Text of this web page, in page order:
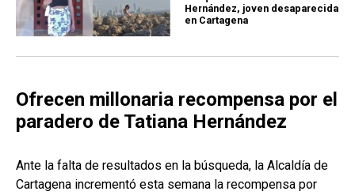
Hernández, joven desaparecida
en Cartagena
Ofrecen millonaria recompensa por el
paradero de Tatiana Hernández
Ante la falta de resultados en la búsqueda, la Alcaldía de
Cartagena incrementó esta semana la recompensa por